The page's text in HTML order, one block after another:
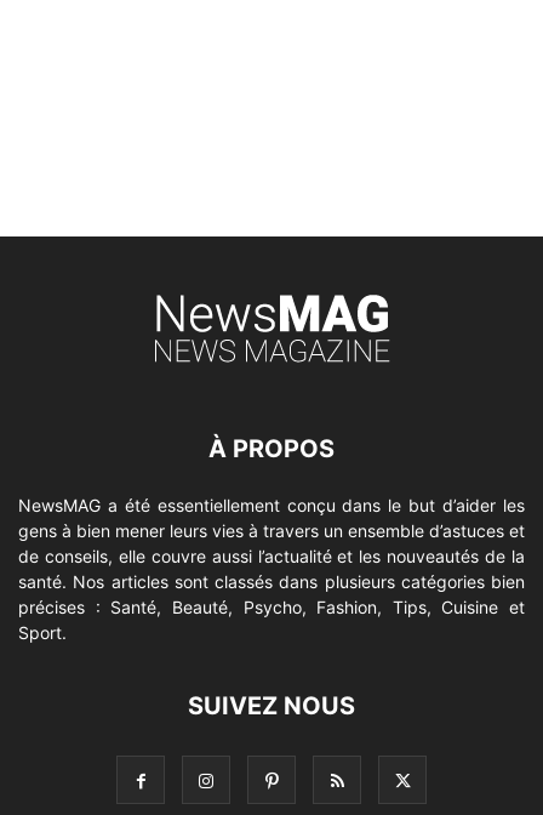
À PROPOS
NewsMAG a été essentiellement conçu dans le but d’aider les
gens à bien mener leurs vies à travers un ensemble d’astuces et
de conseils, elle couvre aussi l’actualité et les nouveautés de la
santé. Nos articles sont classés dans plusieurs catégories bien
précises : Santé, Beauté, Psycho, Fashion, Tips, Cuisine et
Sport.
SUIVEZ NOUS